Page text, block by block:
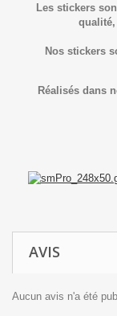
Les stickers
Nos stickers
Réalisés dans
AVIS
Aucun avis n'a été